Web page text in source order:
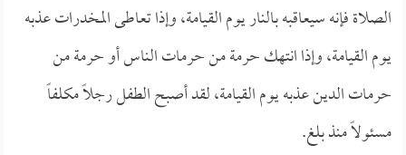
الصلاة فإنه سيعاقبه بالنار يوم القيامة، وإذا تعاطى المخدرات عذبه
يوم القيامة، وإذا انتهك حرمة من حرمات الناس أو حرمة من
حرمات الدين عذبه يوم القيامة، لقد أصبح الطفل رجلاً مكلفاً
مسئولاً منذ بلغ.